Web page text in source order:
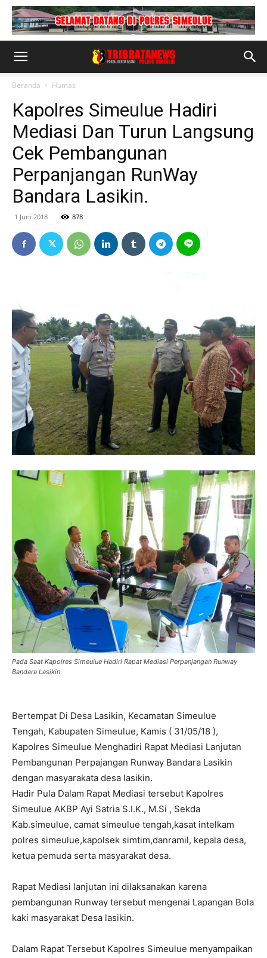
Beranda Humas
Kapolres Simeulue Hadiri
Mediasi Dan Turun Langsung
Cek Pembangunan
Perpanjangan RunWay
Bandara Lasikin.
1 Juni 2018 878
Pada Saat Kapolres Simeulue Hadiri Rapat Mediasi Perpanjangan Runway
Bandara Lasikin
Bertempat Di Desa Lasikin, Kecamatan Simeulue
Tengah, Kabupaten Simeulue, Kamis ( 31/05/18 ),
Kapolres Simeulue Menghadiri Rapat Mediasi Lanjutan
Pembangunan Perpajangan Runway Bandara Lasikin
dengan masyarakata desa lasikin.
Hadir Pula Dalam Rapat Mediasi tersebut Kapolres
Simeulue AKBP Ayi Satria S.I.K., M.Si , Sekda
Kab.simeulue, camat simeulue tengah,kasat intelkam
polres simeulue,kapolsek simtim,danramil, kepala desa,
ketua pemuda serta masyarakat desa.
Rapat Mediasi lanjutan ini dilaksanakan karena
pembangunan Runway tersebut mengenai Lapangan Bola
kaki masyarakat Desa lasikin.
Dalam Rapat Tersebut Kapolres Simeulue menyampaikan